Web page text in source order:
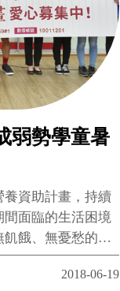
弱勢學童暑
養資助計畫，持續
間面臨的生活困境
餓、無憂愁的快
2018-06-19